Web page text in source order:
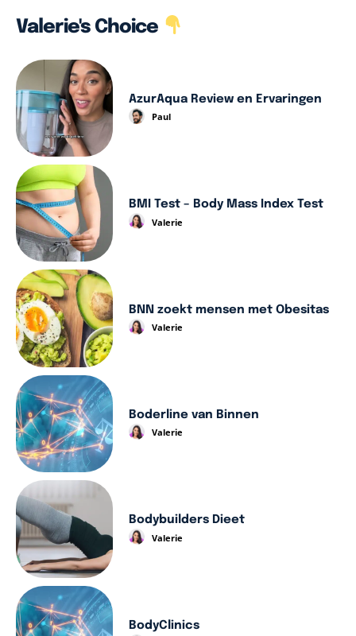
Valerie's Choice
AzurAqua Review en Ervaringen
Paul
BMI Test – Body Mass Index Test
Valerie
BNN zoekt mensen met Obesitas
Valerie
Boderline van Binnen
Valerie
Bodybuilders Dieet
Valerie
BodyClinics